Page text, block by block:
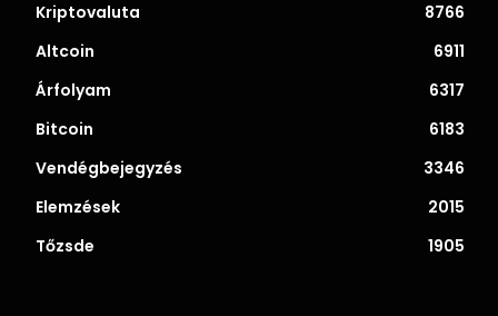
Kriptovaluta
8766
Altcoin
6911
Árfolyam
6317
Bitcoin
6183
Vendégbejegyzés
3346
Elemzések
2015
Tőzsde
1905